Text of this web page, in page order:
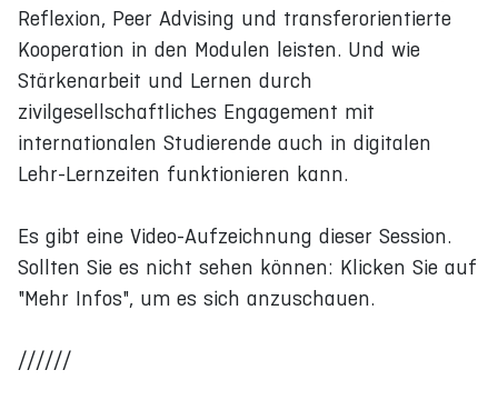
Reflexion, Peer Advising und transferorientierte
Kooperation in den Modulen leisten. Und wie
Stärkenarbeit und Lernen durch
zivilgesellschaftliches Engagement mit
internationalen Studierende auch in digitalen
Lehr-Lernzeiten funktionieren kann.
Es gibt eine Video-Aufzeichnung dieser Session.
Sollten Sie es nicht sehen können: Klicken Sie auf
"Mehr Infos", um es sich anzuschauen.
//////